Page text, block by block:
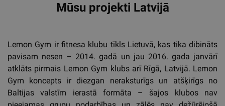
Mūsu projekti Latvijā
Lemon Gym ir fitnesa klubu tīkls Lietuvā, kas tika dibināts
pavisam nesen – 2014. gadā un jau 2016. gada janvārī
atklāts pirmais Lemon Gym klubs arī Rīgā, Latvijā. Lemon
Gym koncepts ir diezgan neraksturīgs un atšķirīgs no
Baltijas valstīm ierastā formāta – šajos klubos nav